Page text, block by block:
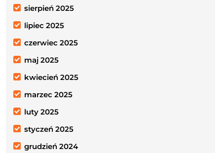
sierpień 2025
lipiec 2025
czerwiec 2025
maj 2025
kwiecień 2025
marzec 2025
luty 2025
styczeń 2025
grudzień 2024